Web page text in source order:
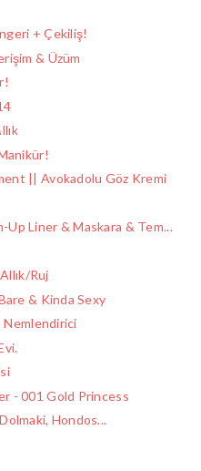
+ Çekiliş!
& Üzüm
|| Avokadolu Göz Kremi
Up Liner & Maskara & Tem...
Ruj
& Kinda Sexy
Nemlendirici
- 001 Gold Princess
Hondos...